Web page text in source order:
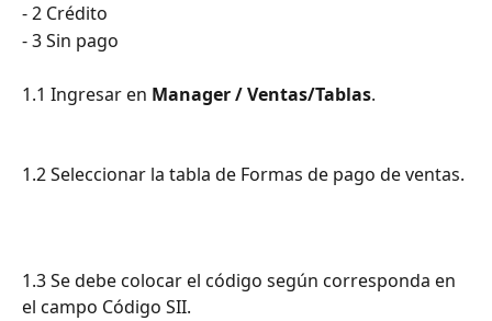
- 2 Crédito
- 3 Sin pago
1.1 Ingresar en Manager / Ventas/Tablas.
1.2 Seleccionar la tabla de Formas de pago de ventas.
1.3 Se debe colocar el código según corresponda en
el campo Código SII.